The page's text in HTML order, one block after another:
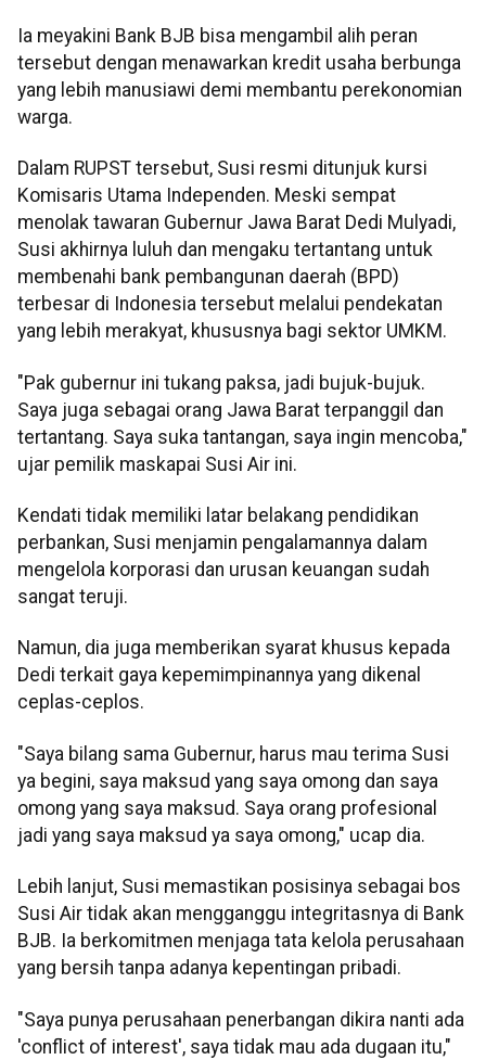
Ia meyakini Bank BJB bisa mengambil alih peran
tersebut dengan menawarkan kredit usaha berbunga
yang lebih manusiawi demi membantu perekonomian
warga.
Dalam RUPST tersebut, Susi resmi ditunjuk kursi
Komisaris Utama Independen. Meski sempat
menolak tawaran Gubernur Jawa Barat Dedi Mulyadi,
Susi akhirnya luluh dan mengaku tertantang untuk
membenahi bank pembangunan daerah (BPD)
terbesar di Indonesia tersebut melalui pendekatan
yang lebih merakyat, khususnya bagi sektor UMKM.
"Pak gubernur ini tukang paksa, jadi bujuk-bujuk.
Saya juga sebagai orang Jawa Barat terpanggil dan
tertantang. Saya suka tantangan, saya ingin mencoba,"
ujar pemilik maskapai Susi Air ini.
Kendati tidak memiliki latar belakang pendidikan
perbankan, Susi menjamin pengalamannya dalam
mengelola korporasi dan urusan keuangan sudah
sangat teruji.
Namun, dia juga memberikan syarat khusus kepada
Dedi terkait gaya kepemimpinannya yang dikenal
ceplas-ceplos.
"Saya bilang sama Gubernur, harus mau terima Susi
ya begini, saya maksud yang saya omong dan saya
omong yang saya maksud. Saya orang profesional
jadi yang saya maksud ya saya omong," ucap dia.
Lebih lanjut, Susi memastikan posisinya sebagai bos
Susi Air tidak akan mengganggu integritasnya di Bank
BJB. Ia berkomitmen menjaga tata kelola perusahaan
yang bersih tanpa adanya kepentingan pribadi.
"Saya punya perusahaan penerbangan dikira nanti ada
'conflict of interest', saya tidak mau ada dugaan itu,"